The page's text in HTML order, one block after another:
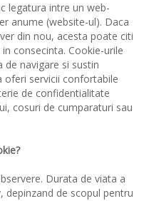
legatura intre un web-
anume (website-ul). Daca
din nou, acesta poate citi
consecinta. Cookie-urile
de navigare si sustin
servicii confortabile
de confidentialitate
cosuri de cumparaturi sau
Durata de viata a
de scopul pentru